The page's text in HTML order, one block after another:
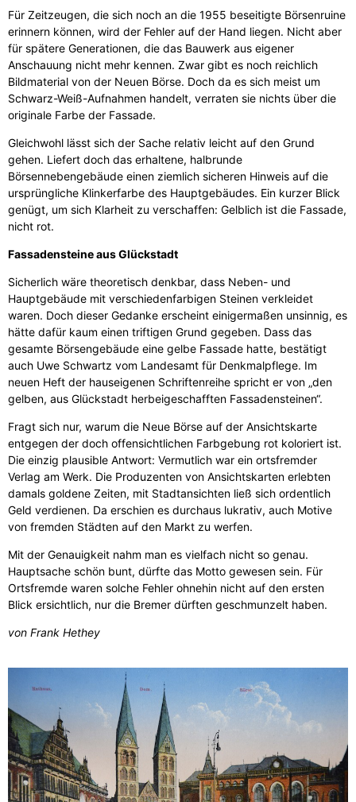
Für Zeitzeugen, die sich noch an die 1955 beseitigte Börsenruine
erinnern können, wird der Fehler auf der Hand liegen. Nicht aber
für spätere Generationen, die das Bauwerk aus eigener
Anschauung nicht mehr kennen. Zwar gibt es noch reichlich
Bildmaterial von der Neuen Börse. Doch da es sich meist um
Schwarz-Weiß-Aufnahmen handelt, verraten sie nichts über die
originale Farbe der Fassade.
Gleichwohl lässt sich der Sache relativ leicht auf den Grund
gehen. Liefert doch das erhaltene, halbrunde
Börsennebengebäude einen ziemlich sicheren Hinweis auf die
ursprüngliche Klinkerfarbe des Hauptgebäudes. Ein kurzer Blick
genügt, um sich Klarheit zu verschaffen: Gelblich ist die Fassade,
nicht rot.
Fassadensteine aus Glückstadt
Sicherlich wäre theoretisch denkbar, dass Neben- und
Hauptgebäude mit verschiedenfarbigen Steinen verkleidet
waren. Doch dieser Gedanke erscheint einigermaßen unsinnig, es
hätte dafür kaum einen triftigen Grund gegeben. Dass das
gesamte Börsengebäude eine gelbe Fassade hatte, bestätigt
auch Uwe Schwartz vom Landesamt für Denkmalpflege. Im
neuen Heft der hauseigenen Schriftenreihe spricht er von „den
gelben, aus Glückstadt herbeigeschafften Fassadensteinen“.
Fragt sich nur, warum die Neue Börse auf der Ansichtskarte
entgegen der doch offensichtlichen Farbgebung rot koloriert ist.
Die einzig plausible Antwort: Vermutlich war ein ortsfremder
Verlag am Werk. Die Produzenten von Ansichtskarten erlebten
damals goldene Zeiten, mit Stadtansichten ließ sich ordentlich
Geld verdienen. Da erschien es durchaus lukrativ, auch Motive
von fremden Städten auf den Markt zu werfen.
Mit der Genauigkeit nahm man es vielfach nicht so genau.
Hauptsache schön bunt, dürfte das Motto gewesen sein. Für
Ortsfremde waren solche Fehler ohnehin nicht auf den ersten
Blick ersichtlich, nur die Bremer dürften geschmunzelt haben.
von Frank Hethey